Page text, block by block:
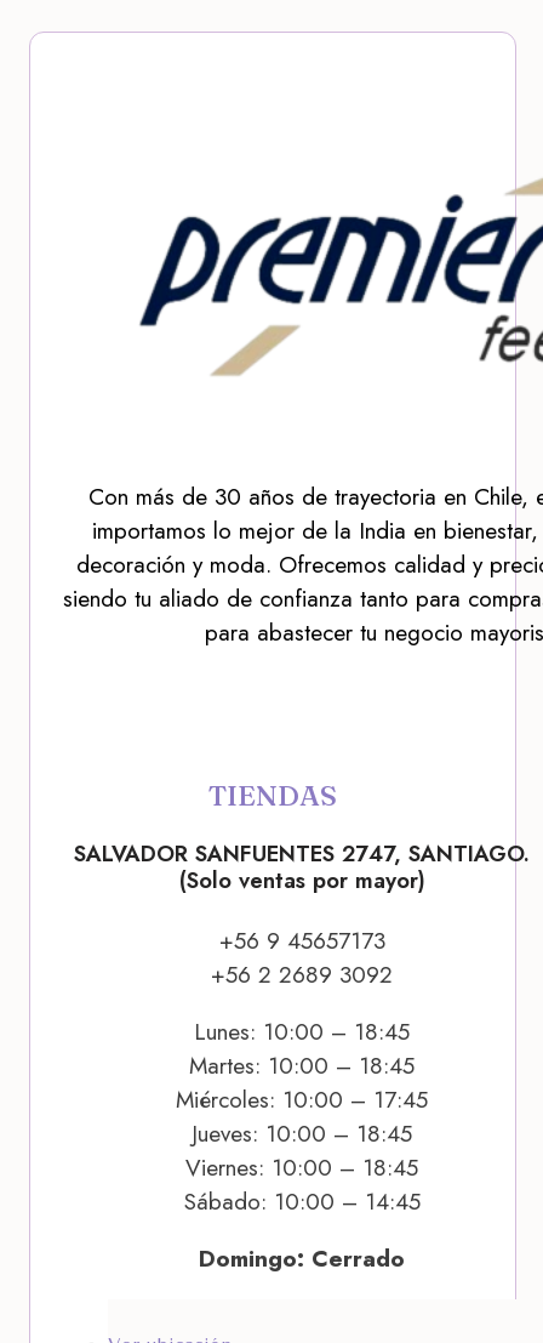
Con más de 30 años de trayectoria en Chile,
importamos lo mejor de la India en
decoración y moda. Ofrecemos calidad y
siendo tu aliado de confianza tanto para
para abastecer tu negocio
TIENDAS
SALVADOR SANFUENTES 2747, SANTIAGO.
(Solo ventas por mayor)
+56 9 45657173
+56 2 2689 3092
Lunes: 10:00 – 18:45
Martes: 10:00 – 18:45
Miércoles: 10:00 – 17:45
Jueves: 10:00 – 18:45
Viernes: 10:00 – 18:45
Sábado: 10:00 – 14:45
Domingo: Cerrado